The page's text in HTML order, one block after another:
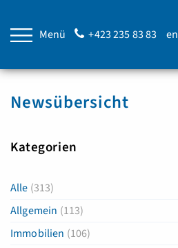
Menü +423 235 83 83 en
Newsübersicht
Kategorien
Alle (313)
Allgemein (113)
Immobilien (106)